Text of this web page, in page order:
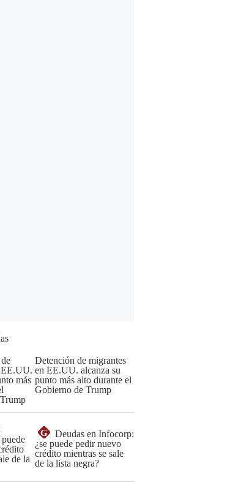
Detención de migrantes
en EE.UU. alcanza su
punto más alto durante el
Gobierno de Trump
G
Deudas en Infocorp:
¿se puede pedir nuevo
crédito mientras se sale
de la lista negra?